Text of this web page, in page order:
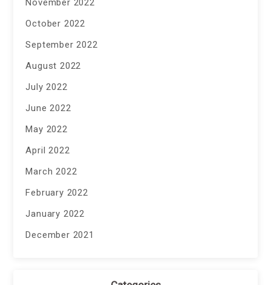
November 2022
October 2022
September 2022
August 2022
July 2022
June 2022
May 2022
April 2022
March 2022
February 2022
January 2022
December 2021